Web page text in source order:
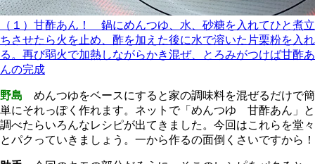
（１）甘酢あん！ 鍋にめんつゆ、水、砂糖を入れてひと煮立
ちさせたら火を止め、酢を加えた後に水で溶いた片栗粉を入れ
る。再び弱火で加熱しながらかき混ぜ、とろみがつけば甘酢あ
んの完成
野島 めんつゆをベースにすると家の調味料を混ぜるだけで簡
単にそれっぽく作れます。ネットで「めんつゆ 甘酢あん」と
調べたらいろんなレシピが出てきました。今回はこれらを堂々
とパクっていきましょう。一から作るの面倒くさいですから！